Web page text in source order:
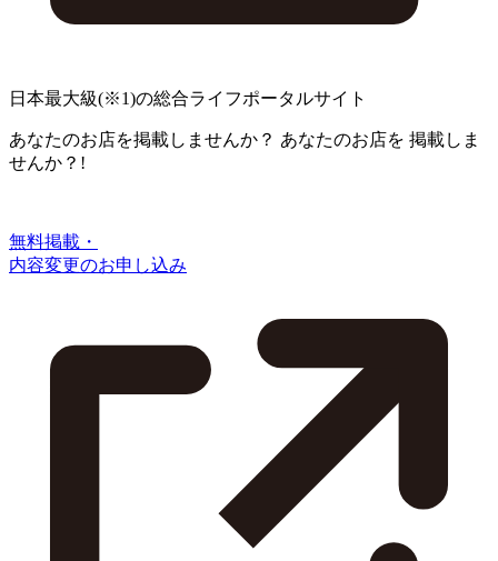
日本最大級(※1)の総合ライフポータルサイト
あなたのお店を掲載しませんか？ あなたのお店を 掲載しま
せんか？!
無料掲載・
内容変更のお申し込み